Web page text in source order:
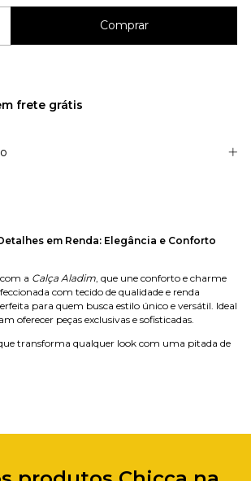
frete grátis
em Renda: Elegância e Conforto
a Calça Aladim , que une conforto e charme
com tecido de qualidade e renda
para quem busca estilo único e versátil. Ideal
oferecer peças exclusivas e sofisticadas.
transforma qualquer look com uma pitada de